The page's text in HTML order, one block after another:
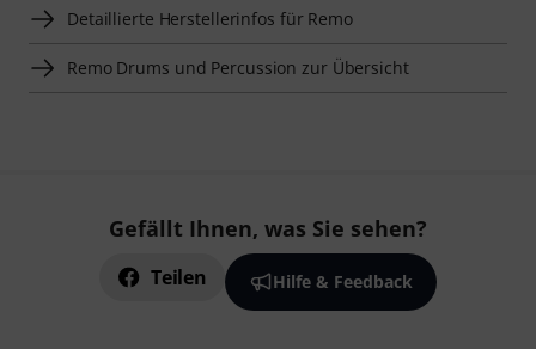
Detaillierte Herstellerinfos für Remo
Remo Drums und Percussion zur Übersicht
Gefällt Ihnen, was Sie sehen?
Teilen Hilfe & Feedback